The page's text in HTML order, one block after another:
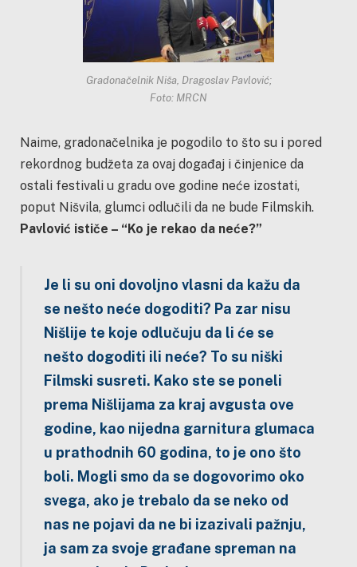
Gradonačelnik Niša, Dragoslav Pavlović;
Foto: MRCN
Naime, gradonačelnika je pogodilo to što su i pored
rekordnog budžeta za ovaj događaj i činjenice da
ostali festivali u gradu ove godine neće izostati,
poput Nišvila, glumci odlučili da ne bude Filmskih.
Pavlović ističe – “Ko je rekao da neće?”
Je li su oni dovoljno vlasni da kažu da
se nešto neće dogoditi? Pa zar nisu
Nišlije te koje odlučuju da li će se
nešto dogoditi ili neće? To su niški
Filmski susreti. Kako ste se poneli
prema Nišlijama za kraj avgusta ove
godine, kao nijedna garnitura glumaca
u prathodnih 60 godina, to je ono što
boli. Mogli smo da se dogovorimo oko
svega, ako je trebalo da se neko od
nas ne pojavi da ne bi izazivali pažnju,
ja sam za svoje građane spreman na